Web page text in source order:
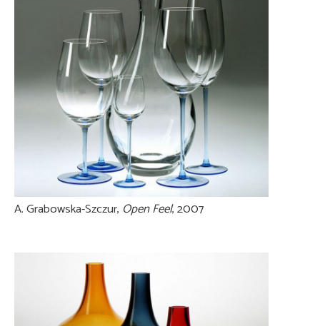
A. Grabowska-Szczur, Open Feel, 2007